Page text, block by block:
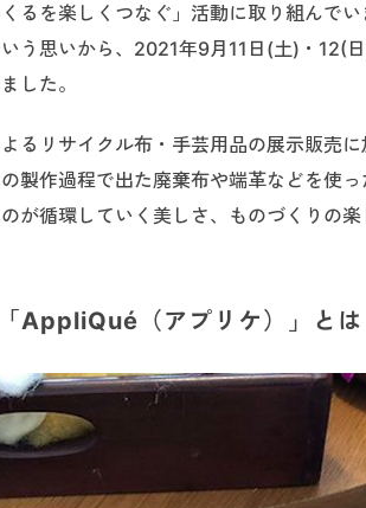
るを楽しくつなぐ」活動に取り組んで
う思いから、2021年9月11日(土)・12(
した。
るリサイクル布・手芸用品の展示販売
製作過程で出た廃棄布や端革などを使
が循環していく美しさ、ものづくりの
AppliQué（アプリケ）」とは